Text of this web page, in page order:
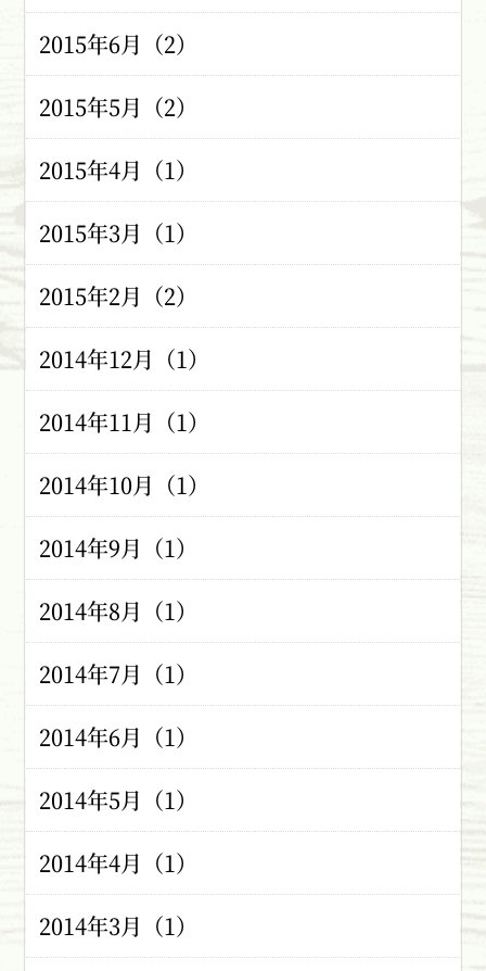
2015年6月（2）
2015年5月（2）
2015年4月（1）
2015年3月（1）
2015年2月（2）
2014年12月（1）
2014年11月（1）
2014年10月（1）
2014年9月（1）
2014年8月（1）
2014年7月（1）
2014年6月（1）
2014年5月（1）
2014年4月（1）
2014年3月（1）